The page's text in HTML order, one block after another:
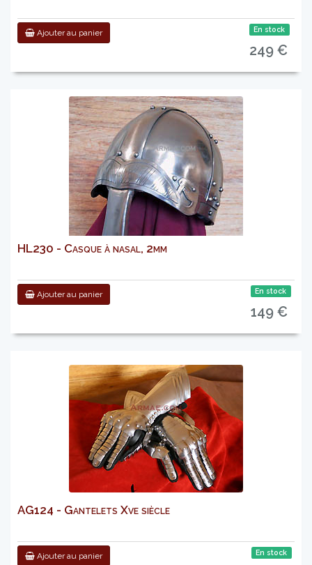
Ajouter au panier En stock
249 €
HL230 - Casque à nasal, 2mm
Ajouter au panier En stock
149 €
AG124 - Gantelets Xve siècle
Ajouter au panier En stock